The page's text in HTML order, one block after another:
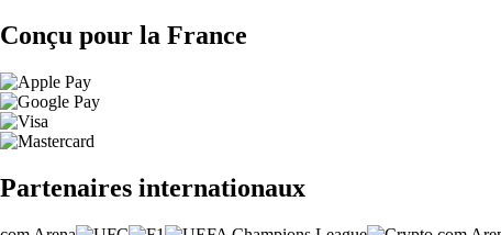
Conçu pour la France
Partenaires internationaux